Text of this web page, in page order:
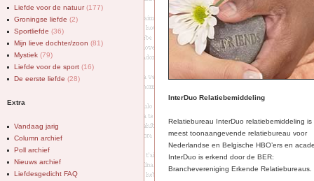
InterDuo Relatiebemiddeling
Relatiebureau InterDuo relatiebemiddeling is
meest toonaangevende relatiebureau voor
Nederlandse en Belgische HBO’ers en
InterDuo is erkend door de BER:
Branchevereniging Erkende Relatiebureaus.
Liefde voor de natuur(177)
Groningse liefde (2)
Sportliefde (36)
Mijn lieve dochter/zoon (81)
Mystiek (79)
Liefde voor de sport (16)
De eerste liefde (28)
Extra
Vandaag jarig
Column archief
Poll archief
Nieuws archief
Liefdesgedicht FAQ